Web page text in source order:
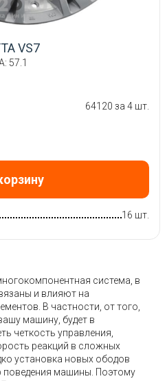
VS7
57.1
64120 за 4 шт.
16 шт.
система, в
и влияют на
В частности, от того,
машину, будет в
четкость управления,
реакций в сложных
установка новых ободов
поведения машины. Поэтому